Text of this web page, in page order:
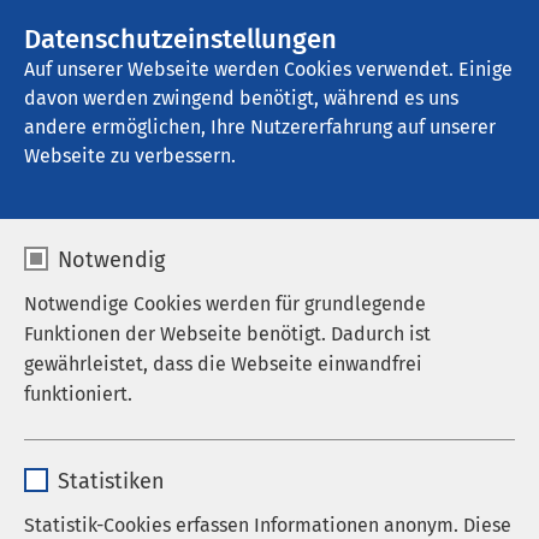
Datenschutzeinstellungen
Auf unserer Webseite werden Cookies verwendet. Einige
davon werden zwingend benötigt, während es uns
andere ermöglichen, Ihre Nutzererfahrung auf unserer
Webseite zu verbessern.
Notwendig
Notwendige Cookies werden für grundlegende
Funktionen der Webseite benötigt. Dadurch ist
gewährleistet, dass die Webseite einwandfrei
funktioniert.
Anbieter sgalinski
Statistiken
Statistik-Cookies erfassen Informationen anonym. Diese
AMEOS Senioren Wohnsitz Ratzeburg
Ergebnisse Ihrer Suche
Nutzen Sie dieses Feld, um Ihre Suche zu